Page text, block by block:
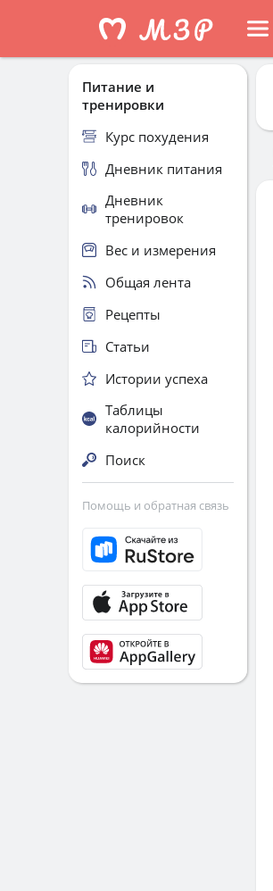
Питание и
тренировки
Курс похудения
Дневник питания
Дневник
тренировок
Вес и измерения
Общая лента
Рецепты
Статьи
Истории успеха
Таблицы
калорийности
Поиск
Помощь и обратная связь